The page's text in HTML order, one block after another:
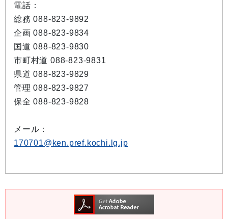
電話：
総務 088-823-9892
企画 088-823-9834
国道 088-823-9830
市町村道 088-823-9831
県道 088-823-9829
管理 088-823-9827
保全 088-823-9828
メール：
170701@ken.pref.kochi.lg.jp